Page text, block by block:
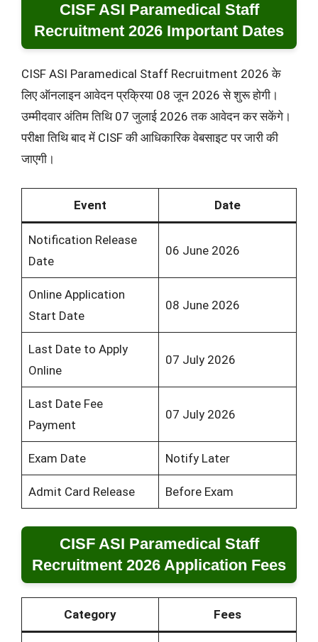
CISF ASI Paramedical Staff
Recruitment 2026 Important Dates
CISF ASI Paramedical Staff Recruitment 2026 के
लिए ऑनलाइन आवेदन प्रक्रिया 08 जून 2026 से शुरू होगी।
उम्मीदवार अंतिम तिथि 07 जुलाई 2026 तक आवेदन कर सकेंगे।
परीक्षा तिथि बाद में CISF की आधिकारिक वेबसाइट पर जारी की
जाएगी।
Event Date
Notification Release
Date
06 June 2026
Online Application
Start Date
08 June 2026
Last Date to Apply
Online
07 July 2026
Last Date Fee
Payment
07 July 2026
Exam Date Notify Later
Admit Card Release Before Exam
CISF ASI Paramedical Staff
Recruitment 2026 Application Fees
Category Fees